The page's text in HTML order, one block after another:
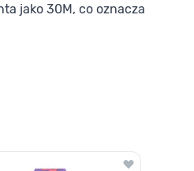
jako 30M, co oznacza
pomijającego.